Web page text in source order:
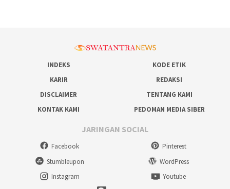
INDEKS
KODE ETIK
KARIR
REDAKSI
DISCLAIMER
TENTANG KAMI
KONTAK KAMI
PEDOMAN MEDIA SIBER
JARINGAN SOCIAL
Facebook
Pinterest
Stumbleupon
WordPress
Instagram
Youtube